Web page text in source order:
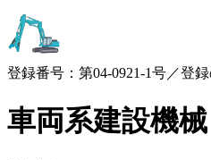
登録番号：第04-0921-1号／登
車両系建設機